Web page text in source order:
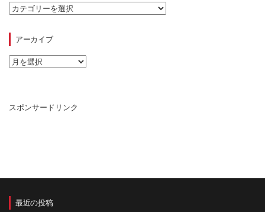
カ
テ
ー
アーカイブ
ア
ー
スポンサードリンク
最近の投稿